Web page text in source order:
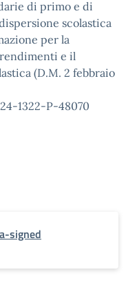
di primo e di
scolastica
per la
e il
(D.M. 2 febbraio
1322-P-48070
signed